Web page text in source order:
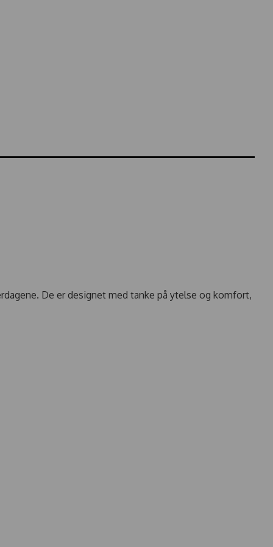
De er designet med tanke på ytelse og komfort,